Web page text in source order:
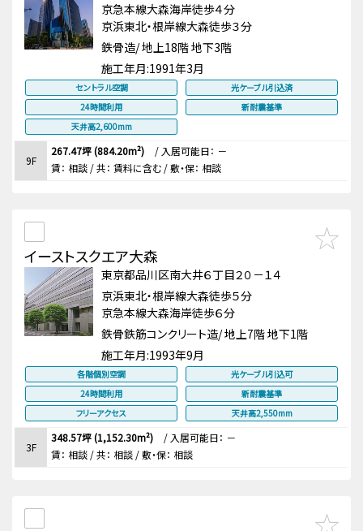
京急本線大森海岸徒歩４分
京浜東北・根岸線大森徒歩３分
鉄骨造/ 地上18階 地下3階
施工年月:1991年3月
セントラル空調
光ケーブル引込済
24時間利用
新耐震基準
天井高2,600mm
9F
267.47坪 (884.20m²) / 入居可能日： －
賃： 相談 / 共： 賃料に含む / 敷・保： 相談
イーストスクエア大森
東京都品川区南大井６丁目２０－１４
京浜東北・根岸線大森徒歩５分
京急本線大森海岸徒歩６分
鉄骨鉄筋コンクリート造/ 地上7階 地下1階
施工年月:1993年9月
各階個別空調
光ケーブル引込可
24時間利用
新耐震基準
フリーアクセス
天井高2,550mm
3F
348.57坪 (1,152.30m²) / 入居可能日： －
賃： 相談 / 共： 相談 / 敷・保： 相談